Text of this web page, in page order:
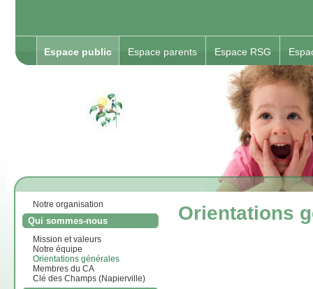
Espace public Espace parents Espace RSG
Notre organisation
Qui sommes-nous
Mission et valeurs
Notre équipe
Orientations générales
Membres du CA
Clé des Champs (Napierville)
Orientations